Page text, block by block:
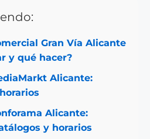
Gran Vía Alicante
y qué hacer?
Alicante:
Alicante:
y horarios